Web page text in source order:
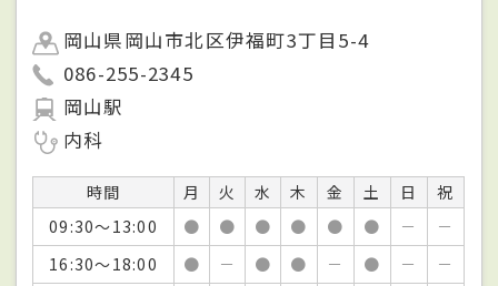
岡山県岡山市北区伊福町3丁目5-4
086-255-2345
岡山駅
内科
時間 月 火 水 木 金 土 日
祝
09:30～13:00
● ● ● ● ● ● －
－
16:30～18:00
● － ● ● － ● －
－